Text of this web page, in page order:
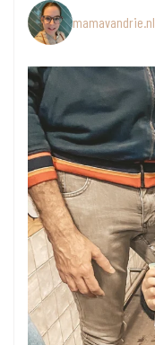
mamavandrie.nl